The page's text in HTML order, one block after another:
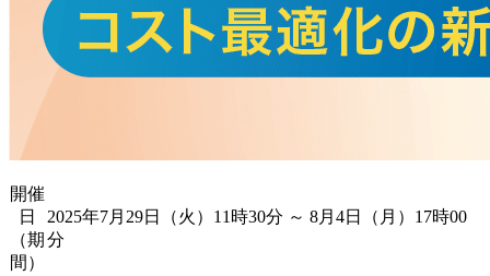
開催
日
（期
間）
2025年7月29日（火）11時30分 ～ 8月4日（月）17時00
分